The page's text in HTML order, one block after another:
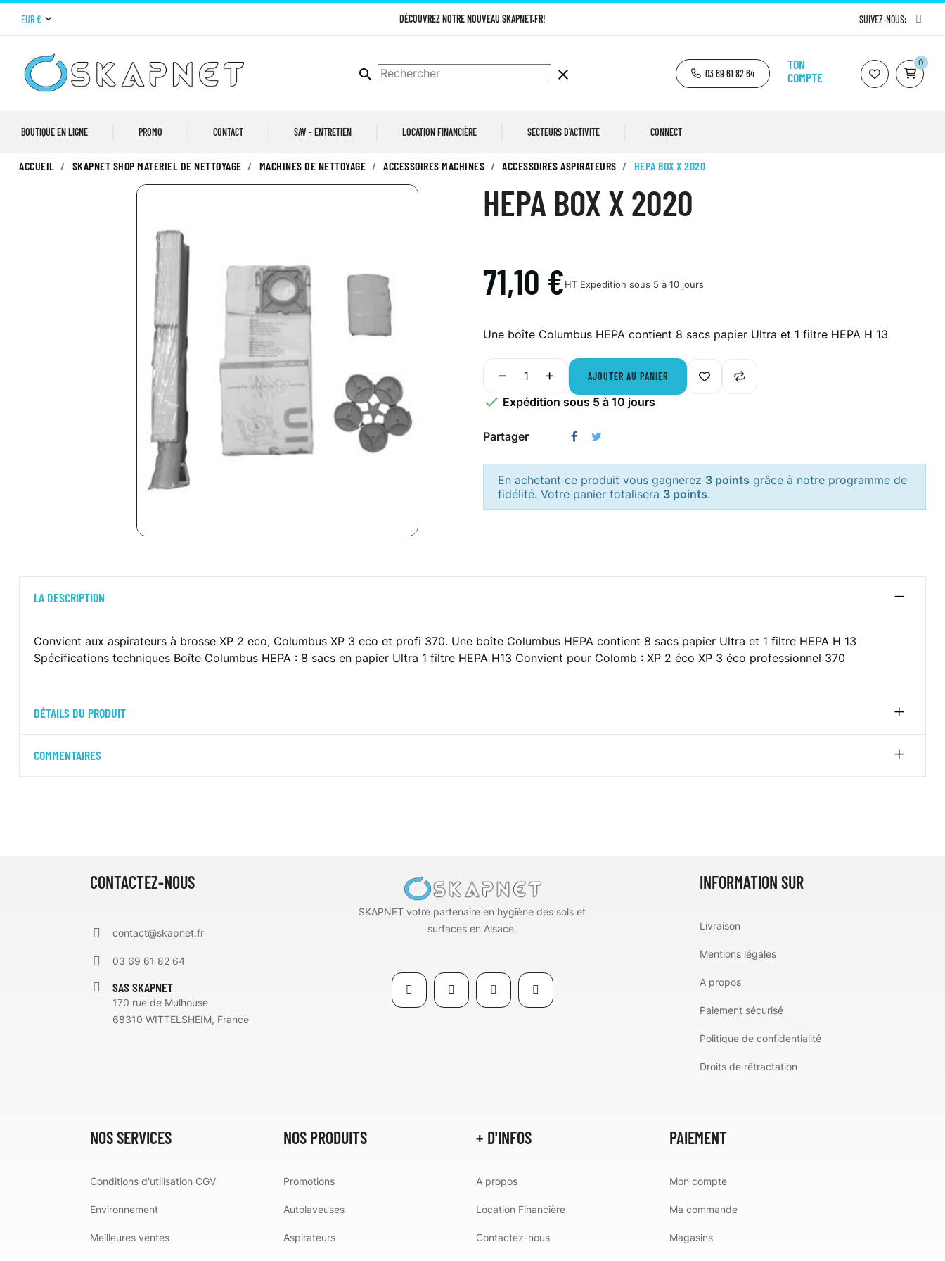
EUR € DÉCOUVREZ NOTRE NOUVEAU SKAPNET.FR! SUIVEZ-NOUS:
search clear 03 69 61 82 64
TON
COMPTE
0
BOUTIQUE EN LIGNE PROMO CONTACT SAV - ENTRETIEN LOCATION FINANCIÈRE SECTEURS D'ACTIVITE CONNECT
ACCUEIL SKAPNET SHOP MATERIEL DE NETTOYAGE MACHINES DE NETTOYAGE ACCESSOIRES MACHINES ACCESSOIRES ASPIRATEURS HEPA BOX X 2020
HEPA BOX X 2020
71,10 €HT Expedition sous 5 à 10 jours
Une boîte Columbus HEPA contient 8 sacs papier Ultra et 1 filtre HEPA H 13
AJOUTER AU PANIER
 Expédition sous 5 à 10 jours
Partager
En achetant ce produit vous gagnerez 3 points grâce à notre programme de
fidélité. Votre panier totalisera 3 points.
LA DESCRIPTION
Convient aux aspirateurs à brosse XP 2 eco, Columbus XP 3 eco et profi 370. Une boîte Columbus HEPA contient 8 sacs papier Ultra et 1 filtre HEPA H 13
Spécifications techniques Boîte Columbus HEPA : 8 sacs en papier Ultra 1 filtre HEPA H13 Convient pour Colomb : XP 2 éco XP 3 éco professionnel 370
DÉTAILS DU PRODUIT
COMMENTAIRES
CONTACTEZ-NOUS
contact@skapnet.fr
03 69 61 82 64
SAS SKAPNET
170 rue de Mulhouse
68310 WITTELSHEIM, France
SKAPNET votre partenaire en hygiène des sols et
surfaces en Alsace.
INFORMATION SUR
Livraison
Mentions légales
A propos
Paiement sécurisé
Politique de confidentialité
Droits de rétractation
NOS SERVICES
Conditions d'utilisation CGV
Environnement
Meilleures ventes
NOS PRODUITS
Promotions
Autolaveuses
Aspirateurs
+ D'INFOS
A propos
Location Financière
Contactez-nous
PAIEMENT
Mon compte
Ma commande
Magasins